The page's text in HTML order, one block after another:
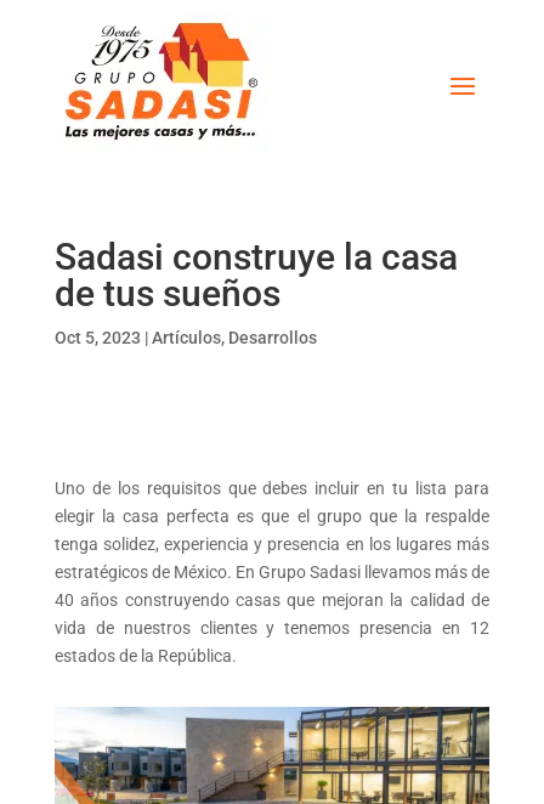
Sadasi construye la casa
de tus sueños
Oct 5, 2023 |Artículos, Desarrollos
Uno de los requisitos que debes incluir en tu lista para
elegir la casa perfecta es que el grupo que la respalde
tenga solidez, experiencia y presencia en los lugares más
estratégicos de México. En Grupo Sadasi llevamos más de
40 años construyendo casas que mejoran la calidad de
vida de nuestros clientes y tenemos presencia en 12
estados de la República.